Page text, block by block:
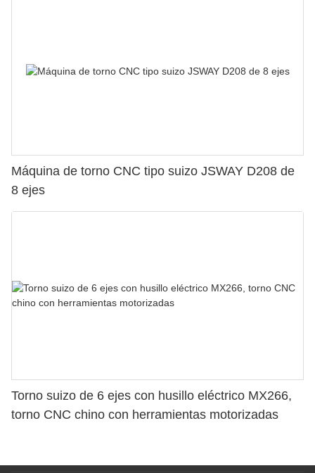
Máquina de torno CNC tipo suizo JSWAY D208 de
8 ejes
Torno suizo de 6 ejes con husillo eléctrico MX266,
torno CNC chino con herramientas motorizadas